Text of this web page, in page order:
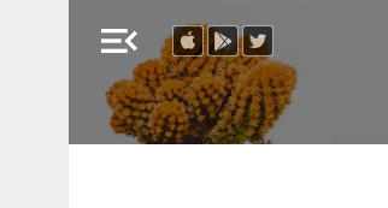
menu_open